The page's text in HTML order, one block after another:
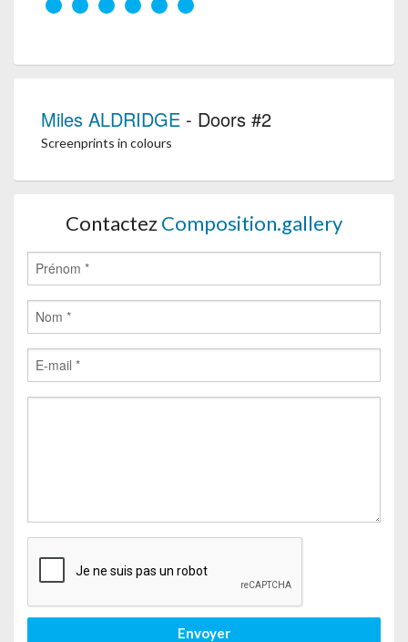
Miles ALDRIDGE - Doors #2
Screenprints in colours
Contactez Composition.gallery
Envoyer